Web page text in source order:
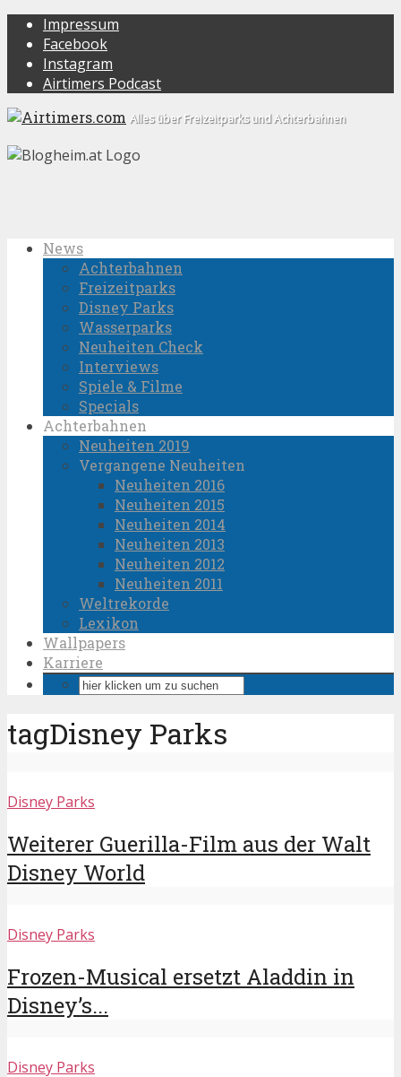
Impressum
Facebook
Instagram
Airtimers Podcast
Alles über Freizeitparks und Achterbahnen
News
Achterbahnen
Freizeitparks
Disney Parks
Wasserparks
Neuheiten Check
Interviews
Spiele & Filme
Specials
Achterbahnen
Neuheiten 2019
Vergangene Neuheiten
Neuheiten 2016
Neuheiten 2015
Neuheiten 2014
Neuheiten 2013
Neuheiten 2012
Neuheiten 2011
Weltrekorde
Lexikon
Wallpapers
Karriere
tagDisney Parks
Disney Parks
Weiterer Guerilla-Film aus der Walt
Disney World
Disney Parks
Frozen-Musical ersetzt Aladdin in
Disney’s...
Disney Parks